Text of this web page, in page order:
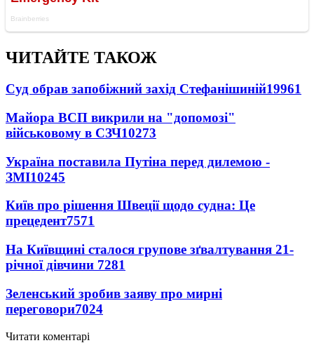
ЧИТАЙТЕ ТАКОЖ
Суд обрав запобіжний захід Стефанішиній19961
Майора ВСП викрили на "допомозі"
військовому в СЗЧ10273
Україна поставила Путіна перед дилемою -
ЗМІ10245
Київ про рішення Швеції щодо судна: Це
прецедент7571
На Київщині сталося групове зґвалтування 21-
річної дівчини 7281
Зеленський зробив заяву про мирні
переговори7024
Читати коментарі